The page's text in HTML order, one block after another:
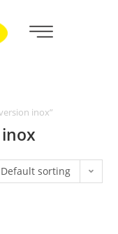
inox”
Default sorting